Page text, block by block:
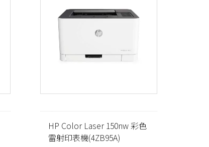
HP Color Laser 150nw 彩色
雷射印表機(4ZB95A)